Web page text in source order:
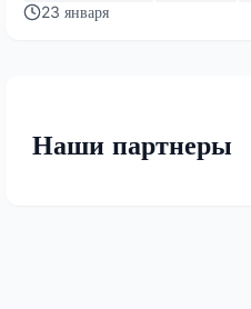
23 января
Наши партнеры